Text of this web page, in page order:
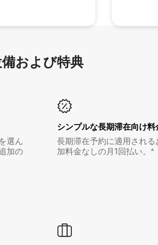
および特⁠典
選ん
加の
シンプルな長期滞在向け料
長期滞在予約に適用され
加料金なしの月1回払い。*